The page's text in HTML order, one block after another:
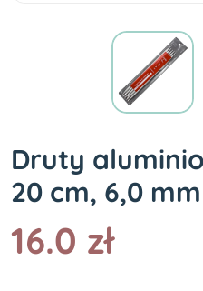
Druty
20 cm, 6,0
16.0 zł